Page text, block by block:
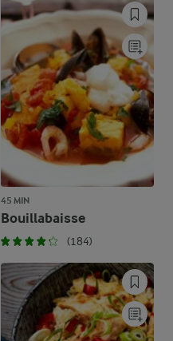
45 MIN
Bouillabaisse
(184)